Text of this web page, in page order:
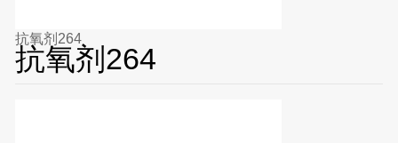
抗氧剂264
抗氧剂264